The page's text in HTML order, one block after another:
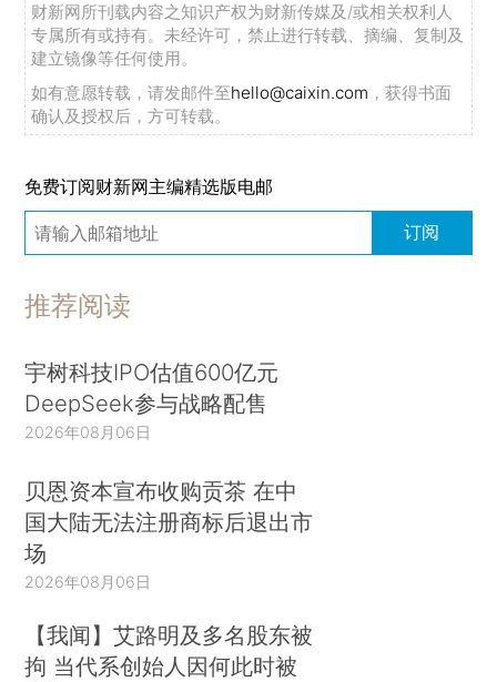
财新网所刊载内容之知识产权为财新传媒及/或相关权利人
专属所有或持有。未经许可，禁止进行转载、摘编、复制及
建立镜像等任何使用。
如有意愿转载，请发邮件至hello@caixin.com ，获得书面
确认及授权后，方可转载。
免费订阅财新网主编精选版电邮
订阅
推荐阅读
宇树科技IPO估值600亿元
DeepSeek参与战略配售
2026年08月06日
贝恩资本宣布收购贡茶 在中
国大陆无法注册商标后退出市
场
2026年08月06日
【我闻】艾路明及多名股东被
拘 当代系创始人因何此时被